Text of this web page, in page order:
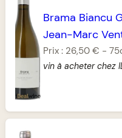
Brama Biancu
Jean-Marc
Prix : 26,50 € -
vin à acheter chez